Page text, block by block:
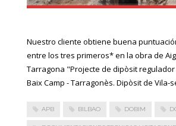
Nuestro cliente obtiene buena
entre los tres primeros* en la obra de
Tarragona "Projecte de dipòsit
Baix Camp - Tarragonès. Dipòsit de Vila-
APB BILBAO DOBIM